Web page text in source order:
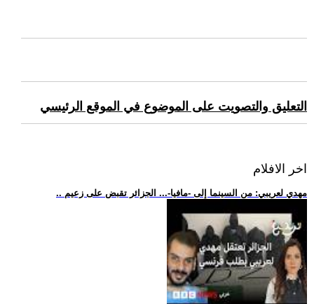
التعليق والتصويت على الموضوع في الموقع الرئيسي
اخر الافلام
.. مهدي لعريبي: من السينما إلى -مافيا-... الجزائر تقبض على زعيم